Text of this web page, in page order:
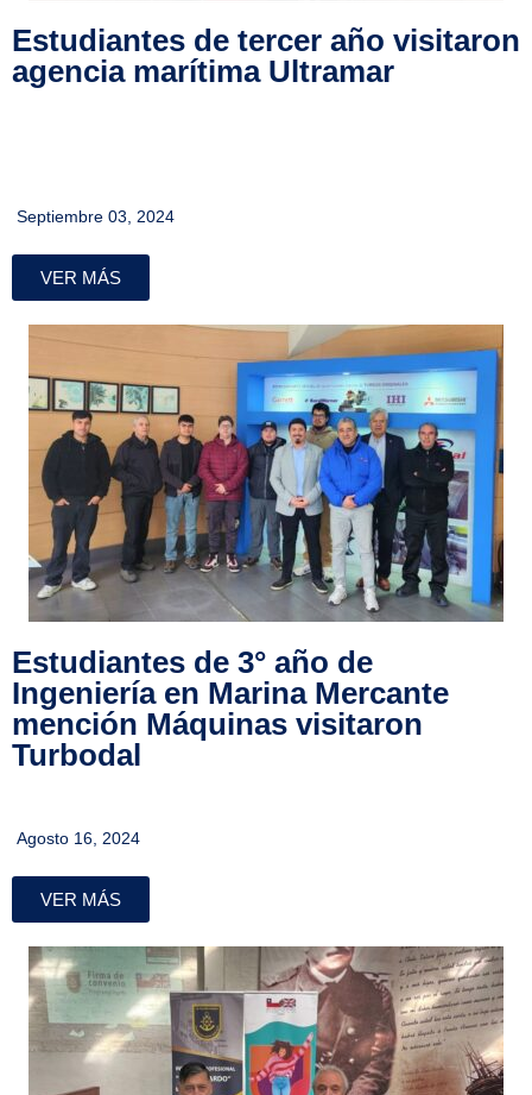
Estudiantes de tercer año visitaron
agencia marítima Ultramar
Septiembre 03, 2024
VER MÁS
Estudiantes de 3° año de
Ingeniería en Marina Mercante
mención Máquinas visitaron
Turbodal
Agosto 16, 2024
VER MÁS